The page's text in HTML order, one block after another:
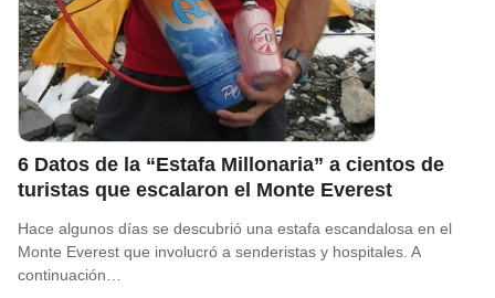
6 Datos de la “Estafa Millonaria” a cientos de
turistas que escalaron el Monte Everest
Hace algunos días se descubrió una estafa escandalosa en el
Monte Everest que involucró a senderistas y hospitales. A
continuación…